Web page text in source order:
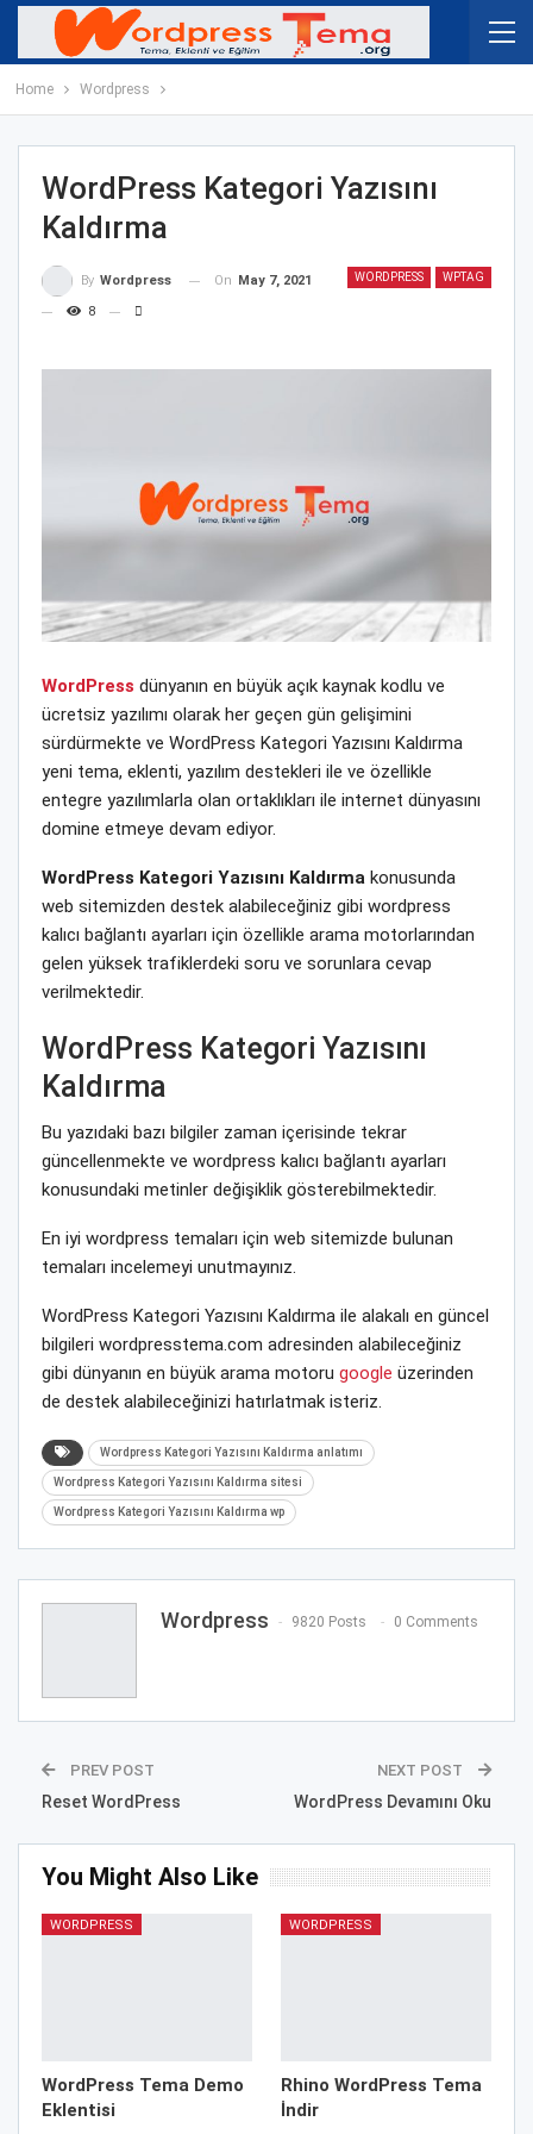
Home Wordpress
WordPress Kategori Yazısını
Kaldırma
WORDPRESS WPTAG
By Wordpress On May 7, 2021
8
WordPress dünyanın en büyük açık kaynak kodlu ve
ücretsiz yazılımı olarak her geçen gün gelişimini
sürdürmekte ve WordPress Kategori Yazısını Kaldırma
yeni tema, eklenti, yazılım destekleri ile ve özellikle
entegre yazılımlarla olan ortaklıkları ile internet dünyasını
domine etmeye devam ediyor.
WordPress Kategori Yazısını Kaldırma konusunda
web sitemizden destek alabileceğiniz gibi wordpress
kalıcı bağlantı ayarları için özellikle arama motorlarından
gelen yüksek trafiklerdeki soru ve sorunlara cevap
verilmektedir.
WordPress Kategori Yazısını
Kaldırma
Bu yazıdaki bazı bilgiler zaman içerisinde tekrar
güncellenmekte ve wordpress kalıcı bağlantı ayarları
konusundaki metinler değişiklik gösterebilmektedir.
En iyi wordpress temaları için web sitemizde bulunan
temaları incelemeyi unutmayınız.
WordPress Kategori Yazısını Kaldırma ile alakalı en güncel
bilgileri wordpresstema.com adresinden alabileceğiniz
gibi dünyanın en büyük arama motoru google üzerinden
de destek alabileceğinizi hatırlatmak isteriz.
Wordpress Kategori Yazısını Kaldırma anlatımı
Wordpress Kategori Yazısını Kaldırma sitesi
Wordpress Kategori Yazısını Kaldırma wp
Wordpress 9820 Posts 0 Comments
PREV POST
Reset WordPress
NEXT POST
WordPress Devamını Oku
You Might Also Like
WORDPRESS
WordPress Tema Demo
Eklentisi
WORDPRESS
Rhino WordPress Tema
İndir